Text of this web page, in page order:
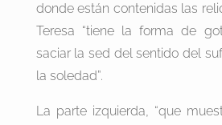
donde están contenidas las
Teresa “tiene la forma de
saciar la sed del sentido del
la soledad”.
La parte izquierda, “que